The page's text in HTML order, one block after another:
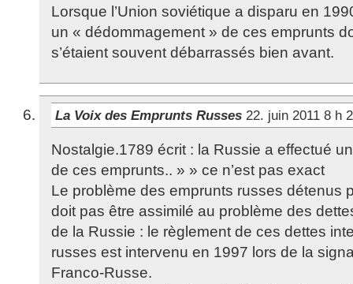
Lorsque l’Union soviétique a disparu en
un « dédommagement » de ces emprunts
s’étaient souvent débarrassés bien avant.
La Voix des Emprunts Russes 22. juin 2011 8 h
Nostalgie.1789 écrit : la Russie a effectué
de ces emprunts.. » » ce n’est pas exact
Le problème des emprunts russes détenus
doit pas être assimilé au problème des
de la Russie : le règlement de ces dettes
russes est intervenu en 1997 lors de la
Franco-Russe.